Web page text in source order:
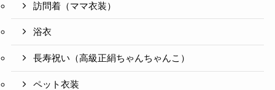
訪問着（ママ衣装）
浴衣
長寿祝い（高級正絹ちゃんちゃんこ）
ペット衣装